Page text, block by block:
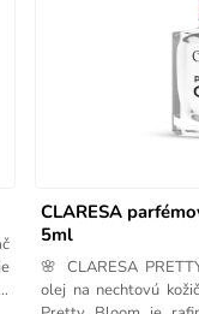
CLARESA
5ml
🌸 CLARESA
olej na nechtovú